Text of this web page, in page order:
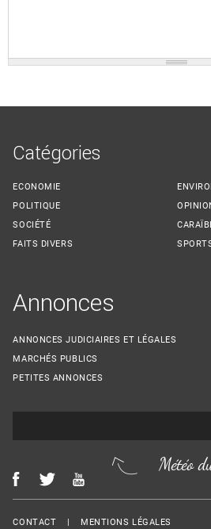
Catégories
ECONOMIE
POLITIQUE
SOCIÉTÉ
FAITS DIVERS
Annonces
ANNONCES JUDICIAIRES ET LÉGALES
MARCHÉS PUBLICS
PETITES ANNONCES
Météo
Menu Footer
CONTACT MENTIONS LÉGALES